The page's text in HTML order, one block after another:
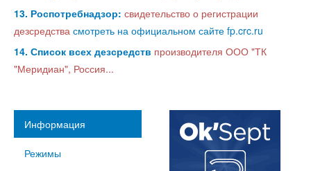
13. Роспотребнадзор: свидетельство о регистрации
дезсредства смотреть на официальном сайте fp.crc.ru
14. Список всех дезсредств производителя ООО "ТК
"Меридиан", Россия...
Информация
Режимы